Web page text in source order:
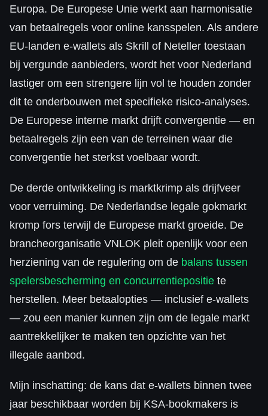
Europa. De Europese Unie werkt aan harmonisatie
van betaalregels voor online kansspelen. Als andere
EU-landen e-wallets als Skrill of Neteller toestaan
bij vergunde aanbieders, wordt het voor Nederland
lastiger om een strengere lijn vol te houden zonder
dit te onderbouwen met specifieke risico-analyses.
De Europese interne markt drijft convergentie — en
betaalregels zijn een van de terreinen waar die
convergentie het sterkst voelbaar wordt.
De derde ontwikkeling is marktkrimp als drijfveer
voor verruiming. De Nederlandse legale gokmarkt
kromp fors terwijl de Europese markt groeide. De
brancheorganisatie VNLOK pleit openlijk voor een
herziening van de regulering om de balans tussen
spelersbescherming en concurrentiepositie te
herstellen. Meer betaalopties — inclusief e-wallets
— zou een manier kunnen zijn om de legale markt
aantrekkelijker te maken ten opzichte van het
illegale aanbod.
Mijn inschatting: de kans dat e-wallets binnen twee
jaar beschikbaar worden bij KSA-bookmakers is